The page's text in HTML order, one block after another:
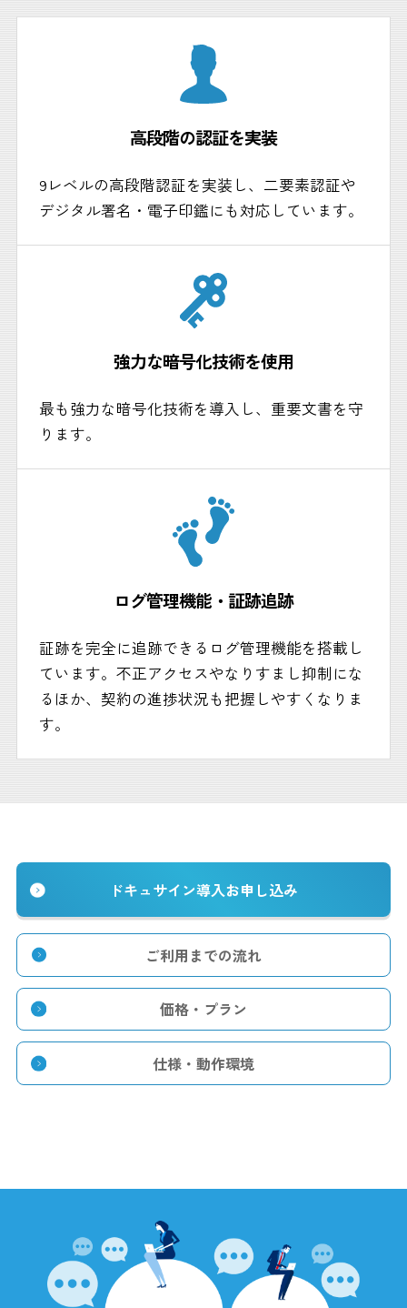
高段階の認証を実装
9レベルの高段階認証を実装し、二要素認証や
デジタル署名・電子印鑑にも対応しています。
強力な暗号化技術を使用
最も強力な暗号化技術を導入し、重要文書を守
ります。
ログ管理機能・証跡追跡
証跡を完全に追跡できるログ管理機能を搭載し
ています。不正アクセスやなりすまし抑制にな
るほか、契約の進捗状況も把握しやすくなりま
す。
ドキュサイン導入お申し込み
ご利用までの流れ
価格・プラン
仕様・動作環境